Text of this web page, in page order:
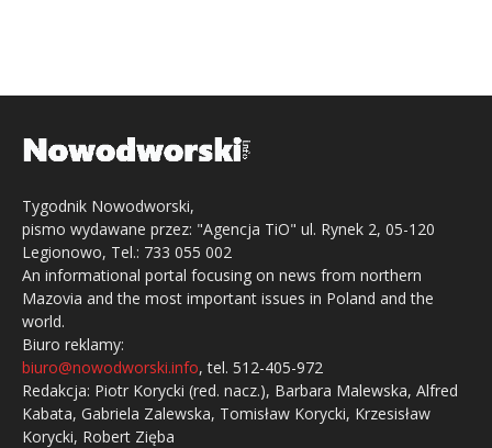
Tygodnik Nowodworski,
pismo wydawane przez: "Agencja TiO" ul. Rynek 2, 05-120
Legionowo, Tel.: 733 055 002
An informational portal focusing on news from northern
Mazovia and the most important issues in Poland and the
world.
Biuro reklamy:
biuro@nowodworski.info, tel. 512-405-972
Redakcja: Piotr Korycki (red. nacz.), Barbara Malewska, Alfred
Kabata, Gabriela Zalewska, Tomisław Korycki, Krzesisław
Korycki, Robert Zięba